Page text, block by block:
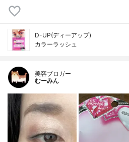
D-UP(ディーアップ)
カラーラッシュ
美容ブロガー
むーみん